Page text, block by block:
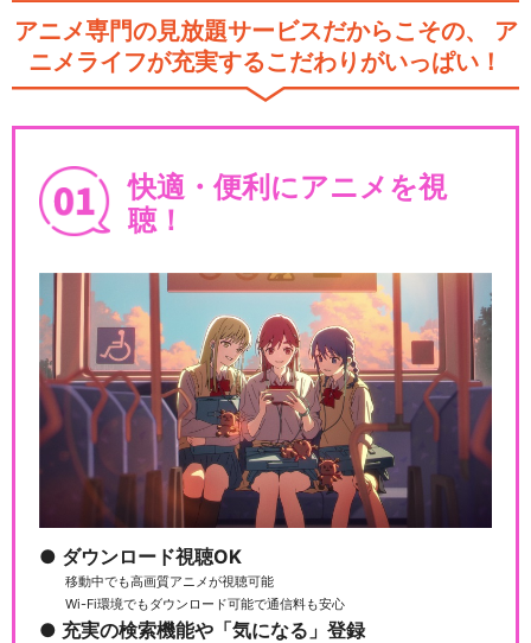
アニメ専門の見放題サービスだからこその、
ア
ニメライフが充実するこだわりがいっぱい！
快適・便利にアニメを視
聴！
ダウンロード視聴OK
移動中でも高画質アニメが視聴可能
Wi-Fi環境でもダウンロード可能で通信料も安心
充実の検索機能や「気になる」登録